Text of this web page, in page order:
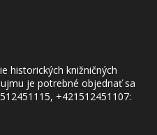
historických knižničných
je potrebné objednať sa
+421512451107: